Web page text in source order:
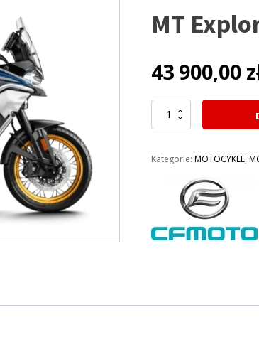
MT
43 900,00
ilość
MOTOCYKL
MOTO
Explore
NIEBIESKI
Kategorie: MOTOCYKLE,